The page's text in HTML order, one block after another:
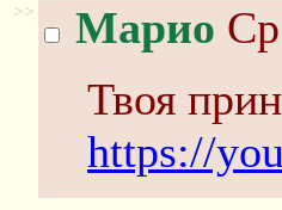
>> Марио
Твоя
https://